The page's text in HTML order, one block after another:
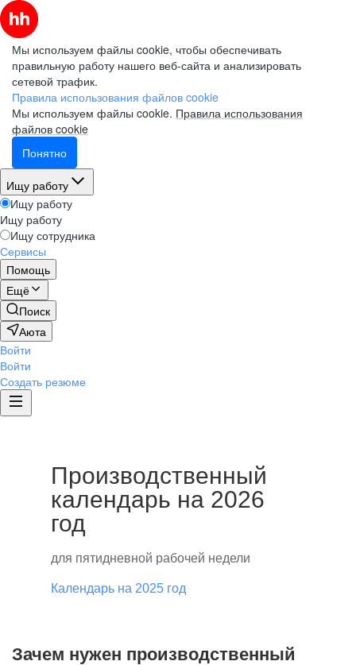
Мы используем файлы cookie, чтобы обеспечивать
правильную работу нашего веб-сайта и анализировать
сетевой трафик.
Правила использования файлов cookie
Мы используем файлы cookie. Правила использования
файлов cookie
Понятно
Ищу работу
Ищу работу
Ищу работу
Ищу сотрудника
Сервисы
Помощь
Ещё
Поиск
Аюта
Войти
Войти
Создать резюме
Производственный
календарь на 2026
год
для пятидневной рабочей недели
Календарь на 2025 год
Зачем нужен производственный